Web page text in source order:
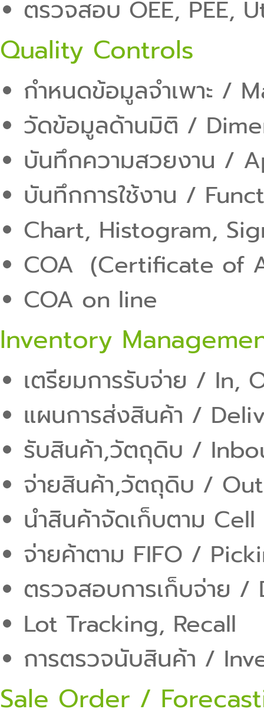
ตรวจสอบ OEE, PEE,
Quality Controls
กำหนดข้อมูลจำเพาะ /
วัดข้อมูลด้านมิติ /
บันทึกความสวยงาน /
บันทึกการใช้งาน /
Chart, Histogram,
COA (Certificate of
COA on line
Inventory
เตรียมการรับจ่าย / In,
แผนการส่งสินค้า /
รับสินค้า,วัตถุดิบ /
จ่ายสินค้า,วัตถุดิบ /
นำสินค้าจัดเก็บตาม
จ่ายค้าตาม FIFO /
ตรวจสอบการเก็บจ่าย
Lot Tracking, Recall
การตรวจนับสินค้า /
Sale Order /